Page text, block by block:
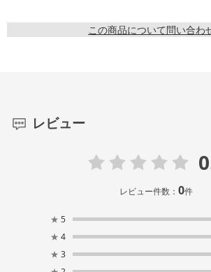
この商品について問い合わ
レビュー
レビュー件数：0件
★ 5
★ 4
★ 3